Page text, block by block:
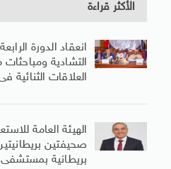
الأكثر قراءة
انعقاد الدورة
التشادية
العلاقات
الهيئة العامة
صحيفتين
بريطانية